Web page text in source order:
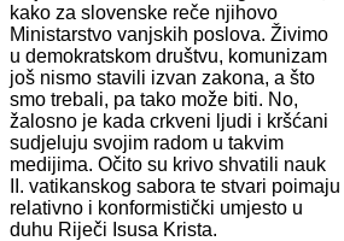
kako za slovenske reče njihovo
Ministarstvo vanjskih poslova. Živimo
u demokratskom društvu, komunizam
još nismo stavili izvan zakona, a što
smo trebali, pa tako može biti. No,
žalosno je kada crkveni ljudi i kršćani
sudjeluju svojim radom u takvim
medijima. Očito su krivo shvatili nauk
II. vatikanskog sabora te stvari poimaju
relativno i konformistički umjesto u
duhu Riječi Isusa Krista.